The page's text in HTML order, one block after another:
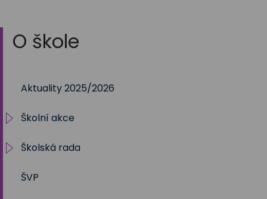
O škole
Aktuality 2025/2026
Školní akce
2025/2026
2024/2025
Školská rada
Volby 2017
ŠVP